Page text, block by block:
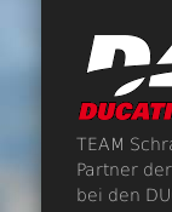
TEAM
Partner
bei den